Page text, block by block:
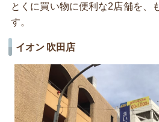
とくに買い物に便利な2店舗を、
す。
イオン 吹田店